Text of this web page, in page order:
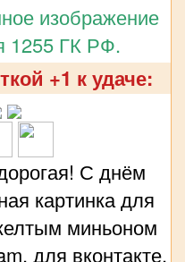
изображение
1255 ГК РФ.
+1 к удаче:
С днём
картинка для
миньоном
для вконтакте,